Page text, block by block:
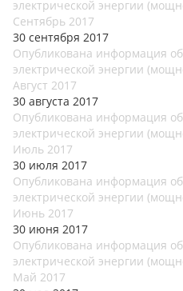
электрической энергии
Сентябрь 2017
30 сентября 2017
Опубликована информация
электрической энергии
Август 2017
30 августа 2017
Опубликована информация
электрической энергии
Июль 2017
30 июля 2017
Опубликована информация
электрической энергии
Июнь 2017
30 июня 2017
Опубликована информация
электрической энергии
Май 2017